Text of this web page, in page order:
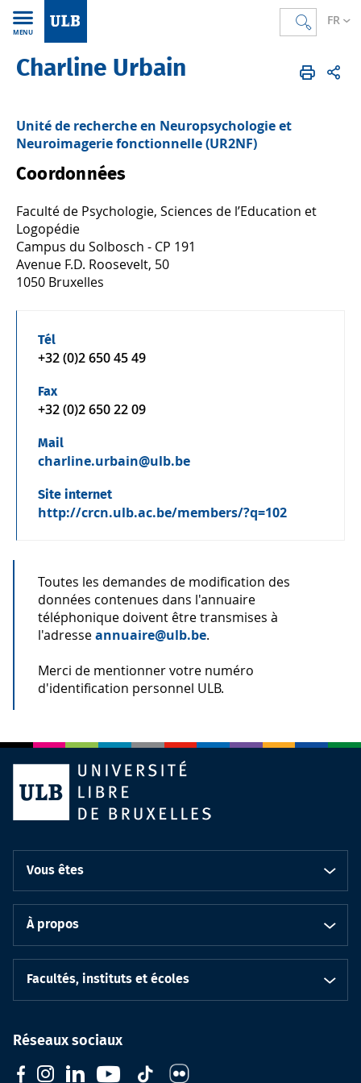
FR
MENU
Accueil FR Annuaire
Charline Urbain
Unité de recherche en Neuropsychologie et
Neuroimagerie fonctionnelle (UR2NF)
Coordonnées
Faculté de Psychologie, Sciences de l’Education et
Logopédie
Campus du Solbosch - CP 191
Avenue F.D. Roosevelt, 50
1050 Bruxelles
Tél
+32 (0)2 650 45 49
Fax
+32 (0)2 650 22 09
Mail
charline.urbain@ulb.be
Site internet
http://crcn.ulb.ac.be/members/?q=102
Toutes les demandes de modification des
données contenues dans l'annuaire
téléphonique doivent être transmises à
l'adresseannuaire@ulb.be.
Merci de mentionner votre numéro
d'identification personnel ULB.
Vous êtes
À propos
Facultés, instituts et écoles
Réseaux sociaux